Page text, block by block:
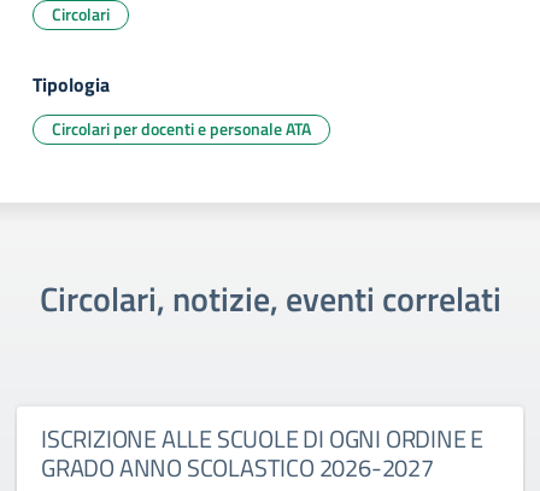
Circolari
Tipologia
Circolari per docenti e personale ATA
Circolari, notizie, eventi correlati
ISCRIZIONE ALLE SCUOLE DI OGNI ORDINE E
GRADO ANNO SCOLASTICO 2026-2027